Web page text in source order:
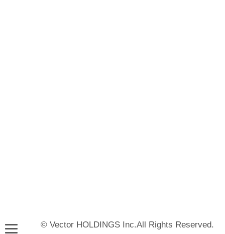
© Vector HOLDINGS Inc.All Rights Reserved.